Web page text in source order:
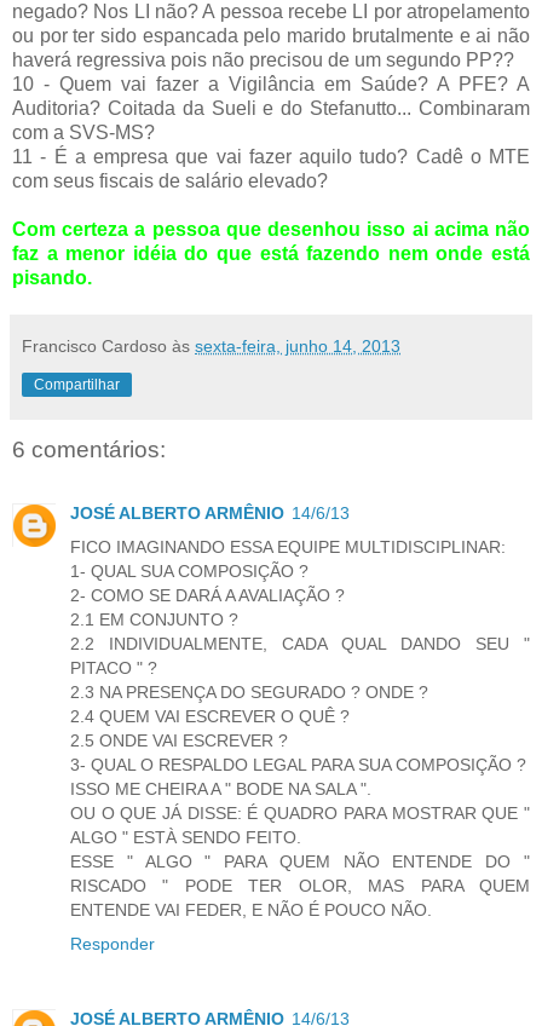
negado? Nos LI não? A pessoa recebe LI por atropelamento
ou por ter sido espancada pelo marido brutalmente e ai não
haverá regressiva pois não precisou de um segundo PP??
10 - Quem vai fazer a Vigilância em Saúde? A PFE? A
Auditoria? Coitada da Sueli e do Stefanutto... Combinaram
com a SVS-MS?
11 - É a empresa que vai fazer aquilo tudo? Cadê o MTE
com seus fiscais de salário elevado?
Com certeza a pessoa que desenhou isso ai acima não
faz a menor idéia do que está fazendo nem onde está
pisando.
Francisco Cardoso às sexta-feira, junho 14, 2013
Compartilhar
6 comentários:
JOSÉ ALBERTO ARMÊNIO 14/6/13
FICO IMAGINANDO ESSA EQUIPE MULTIDISCIPLINAR:
1- QUAL SUA COMPOSIÇÃO ?
2- COMO SE DARÁ A AVALIAÇÃO ?
2.1 EM CONJUNTO ?
2.2 INDIVIDUALMENTE, CADA QUAL DANDO SEU "
PITACO " ?
2.3 NA PRESENÇA DO SEGURADO ? ONDE ?
2.4 QUEM VAI ESCREVER O QUÊ ?
2.5 ONDE VAI ESCREVER ?
3- QUAL O RESPALDO LEGAL PARA SUA COMPOSIÇÃO ?
ISSO ME CHEIRA A " BODE NA SALA ".
OU O QUE JÁ DISSE: É QUADRO PARA MOSTRAR QUE "
ALGO " ESTÀ SENDO FEITO.
ESSE " ALGO " PARA QUEM NÃO ENTENDE DO "
RISCADO " PODE TER OLOR, MAS PARA QUEM
ENTENDE VAI FEDER, E NÃO É POUCO NÃO.
Responder
JOSÉ ALBERTO ARMÊNIO 14/6/13